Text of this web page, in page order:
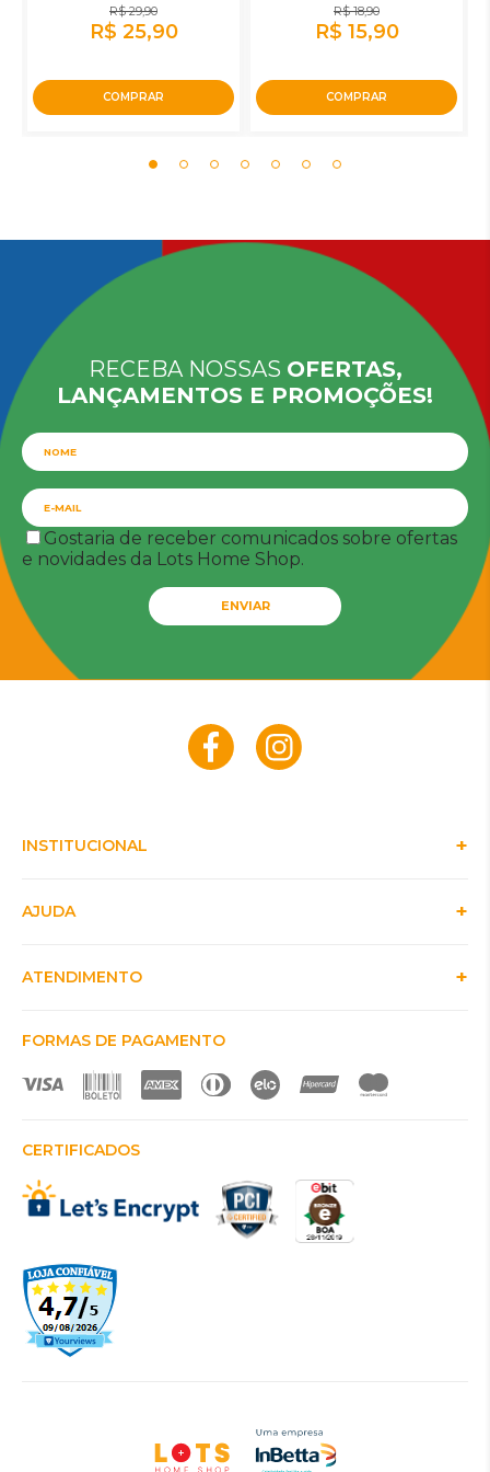
R$ 29,90
R$ 25,90
COMPRAR
R$ 18,90
R$ 15,90
COMPRAR
RECEBA NOSSAS OFERTAS,
LANÇAMENTOS E PROMOÇÕES!
Gostaria de receber comunicados sobre ofertas
e novidades da Lots Home Shop.
ENVIAR
INSTITUCIONAL
AJUDA
ATENDIMENTO
FORMAS DE PAGAMENTO
CERTIFICADOS